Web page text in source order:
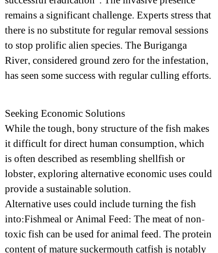
remains a significant challenge. Experts stress that
there is no substitute for regular removal sessions
to stop prolific alien species. The Buriganga
River, considered ground zero for the infestation,
has seen some success with regular culling efforts.
Seeking Economic Solutions
While the tough, bony structure of the fish makes
it difficult for direct human consumption, which
is often described as resembling shellfish or
lobster, exploring alternative economic uses could
provide a sustainable solution.
Alternative uses could include turning the fish
into:Fishmeal or Animal Feed: The meat of non-
toxic fish can be used for animal feed. The protein
content of mature suckermouth catfish is notably